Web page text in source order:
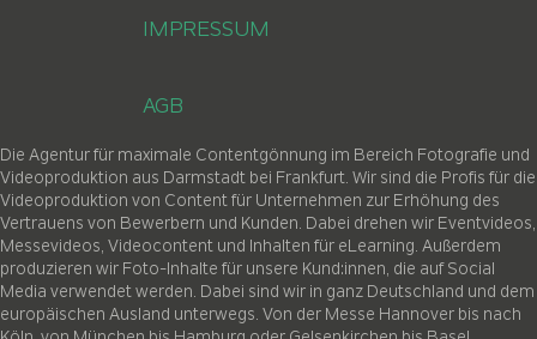
IMPRESSUM
AGB
Die Agentur für maximale Contentgönnung im Bereich Fotografie und
Videoproduktion aus Darmstadt bei Frankfurt. Wir sind die Profis für die
Videoproduktion von Content für Unternehmen zur Erhöhung des
Vertrauens von Bewerbern und Kunden. Dabei drehen wir Eventvideos,
Messevideos, Videocontent und Inhalten für eLearning. Außerdem
produzieren wir Foto-Inhalte für unsere Kund:innen, die auf Social
Media verwendet werden. Dabei sind wir in ganz Deutschland und dem
europäischen Ausland unterwegs. Von der Messe Hannover bis nach